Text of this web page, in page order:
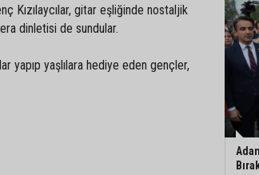
Kızılaycılar, gitar eşliğinde nostaljik
dinletisi de sundular.
yapıp yaşlılara hediye eden gençler,